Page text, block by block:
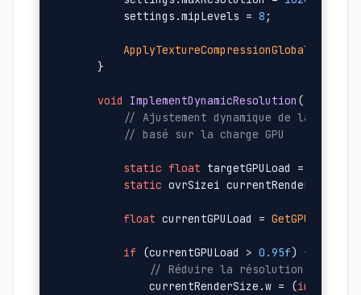
        settings.mipLevels =
8 ;
ApplyTextureCompressionGlobally
    }
void ImplementDynamicResolution ()
// Ajustement dynamique de la
// basé sur la charge GPU
static float targetGPULoad =
static ovrSizei currentRenderSize = {
float currentGPULoad = GetGPULoad
if (currentGPULoad > 0.95f) {
// Réduire la résolution
            currentRenderSize.w = (
int